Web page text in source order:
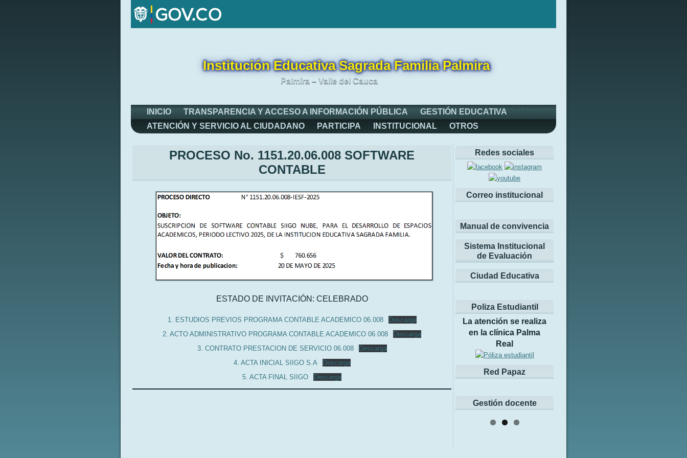
Institución Educativa Sagrada Familia Palmira
Palmira – Valle del Cauca
INICIO TRANSPARENCIA Y ACCESO A INFORMACIÓN PÚBLICA
GESTIÓN EDUCATIVA
ATENCIÓN Y SERVICIO AL CIUDADANO
PARTICIPA INSTITUCIONAL OTROS
PROCESO No. 1151.20.06.008 SOFTWARE
CONTABLE
ESTADO DE INVITACIÓN: CELEBRADO
1. ESTUDIOS PREVIOS PROGRAMA CONTABLE ACADEMICO 06.008
Descarga
2. ACTO ADMINISTRATIVO PROGRAMA CONTABLE ACADEMICO 06.008
Descarga
3. CONTRATO PRESTACION DE SERVICIO 06.008
Descarga
4. ACTA INICIAL SIIGO S.A
Descarga
5. ACTA FINAL SIIGO
Descarga
Redes sociales
Correo institucional
Manual de convivencia
Sistema Institucional
de Evaluación
Ciudad Educativa
Poliza Estudiantil
La atención se realiza
en la clínica Palma
Real
Red Papaz
Gestión docente